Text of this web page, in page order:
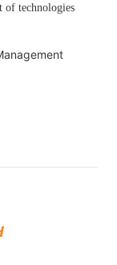
of technologies